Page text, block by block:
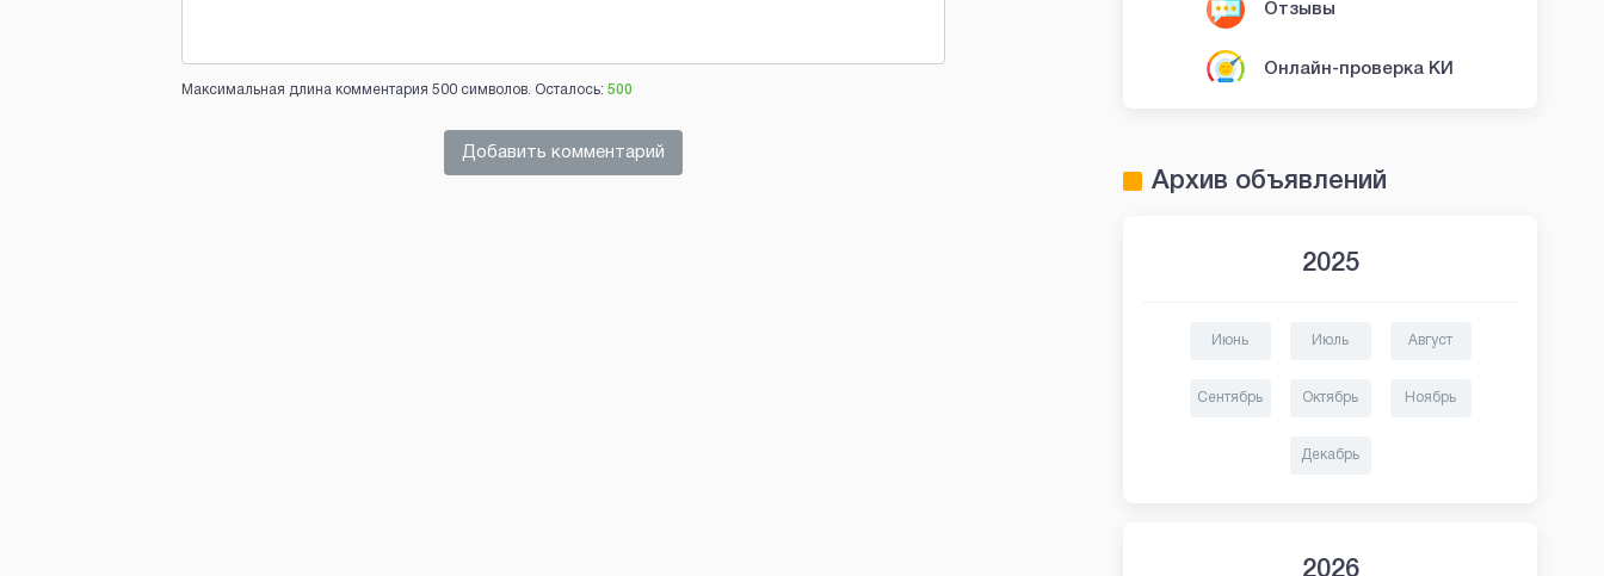
Максимальная длина комментария 500 символов. Осталось: 500
Добавить комментарий
Отзывы
Онлайн-проверка КИ
Архив объявлений
2025
Июнь Июль Август
Сентябрь Октябрь Ноябрь
Декабрь
2026